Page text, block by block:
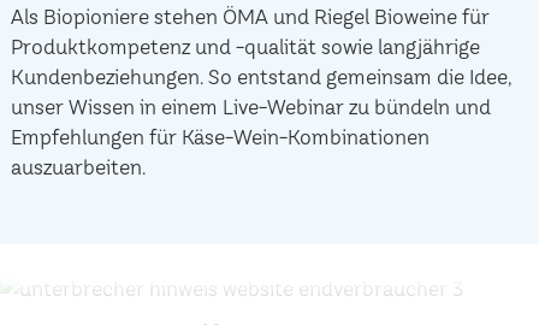
Als Biopioniere stehen ÖMA und Riegel Bioweine für
Produktkompetenz und -qualität sowie langjährige
Kundenbeziehungen. So entstand gemeinsam die Idee,
unser Wissen in einem Live-Webinar zu bündeln und
Empfehlungen für Käse-Wein-Kombinationen
auszuarbeiten.